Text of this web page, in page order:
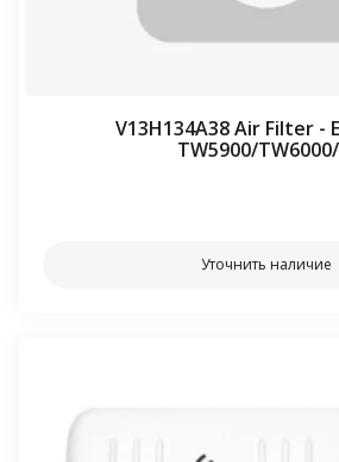
V13H134A38 Air Filter -
TW5900/
Уточнить наличие